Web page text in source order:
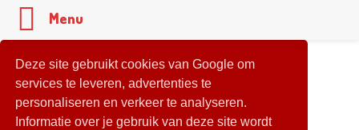
Deze site gebruikt cookies van Google om
services te leveren, advertenties te
personaliseren en verkeer te analyseren.
Informatie over je gebruik van deze site wordt
Menu